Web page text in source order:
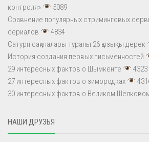
контроля»
5089
Сравнение популярных стриминговых
сериалов
4834
Сатурн сақиналары туралы 26 қызықты дерек
История создания первых письменностей
29 интересных фактов о Шымкенте
4323
27 интересных фактов о зимородках
30 интересных фактов о Великом
НАШИ ДРУЗЬЯ